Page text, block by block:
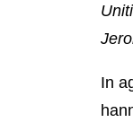
Uniti
In